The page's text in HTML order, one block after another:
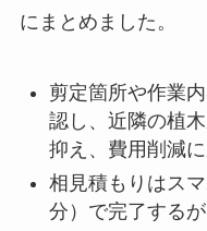
にまとめました。
剪定箇所や作業
認し、近隣の植
抑え、費用削減に
相見積もりはス
分）で完了する